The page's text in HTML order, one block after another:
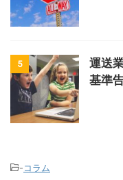
5
運送
基準
-コラム